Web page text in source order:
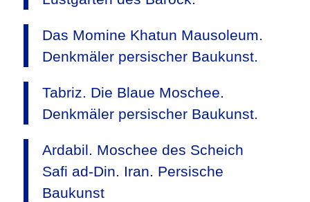
Das Momine Khatun Mausoleum.
Denkmäler persischer Baukunst.
Tabriz. Die Blaue Moschee.
Denkmäler persischer Baukunst.
Ardabil. Moschee des Scheich
Safi ad-Din. Iran. Persische
Baukunst